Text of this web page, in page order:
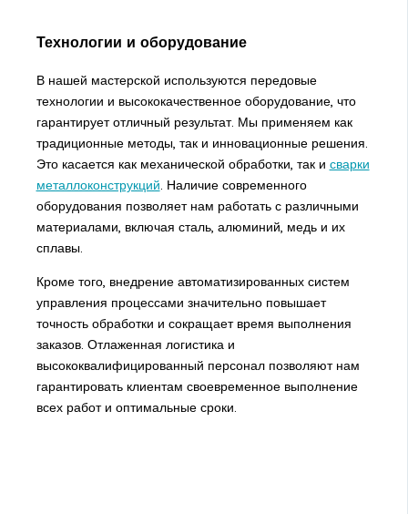
Технологии и оборудование
В нашей мастерской используются передовые
технологии и высококачественное оборудование, что
гарантирует отличный результат. Мы применяем как
традиционные методы, так и инновационные решения.
Это касается как механической обработки, так и сварки
металлоконструкций. Наличие современного
оборудования позволяет нам работать с различными
материалами, включая сталь, алюминий, медь и их
сплавы.
Кроме того, внедрение автоматизированных систем
управления процессами значительно повышает
точность обработки и сокращает время выполнения
заказов. Отлаженная логистика и
высококвалифицированный персонал позволяют нам
гарантировать клиентам своевременное выполнение
всех работ и оптимальные сроки.